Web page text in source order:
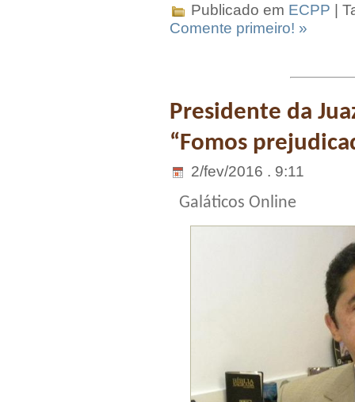
Publicado em ECPP |
Comente primeiro! »
Presidente da
“Fomos
2/fev/2016 . 9:11
Galáticos Online